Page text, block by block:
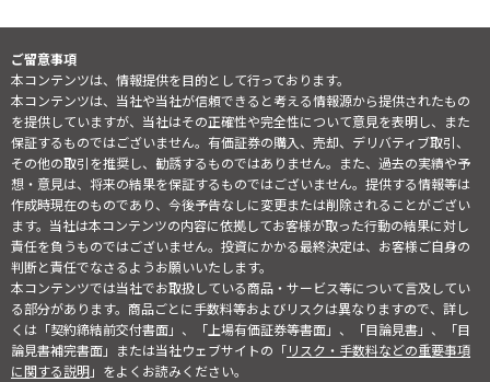
ご留意事項
本コンテンツは、情報提供を目的として行っております。
本コンテンツは、当社や当社が信頼できると考える情報源から提供されたもの
を提供していますが、当社はその正確性や完全性について意見を表明し、また
保証するものではございません。有価証券の購入、売却、デリバティブ取引、
その他の取引を推奨し、勧誘するものではありません。また、過去の実績や予
想・意見は、将来の結果を保証するものではございません。提供する情報等は
作成時現在のものであり、今後予告なしに変更または削除されることがござい
ます。当社は本コンテンツの内容に依拠してお客様が取った行動の結果に対し
責任を負うものではございません。投資にかかる最終決定は、お客様ご自身の
判断と責任でなさるようお願いいたします。
本コンテンツでは当社でお取扱している商品・サービス等について言及してい
る部分があります。商品ごとに手数料等およびリスクは異なりますので、詳し
くは「契約締結前交付書面」、「上場有価証券等書面」、「目論見書」、「目
論見書補完書面」または当社ウェブサイトの「リスク・手数料などの重要事項
に関する説明」をよくお読みください。